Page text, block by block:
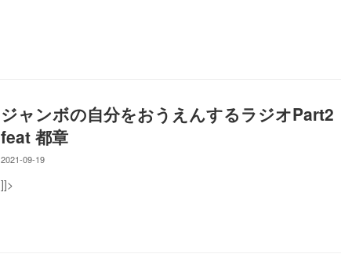
ジャンボの自分をおうえんするラジオPart2
feat 都章
2021-09-19
]]>